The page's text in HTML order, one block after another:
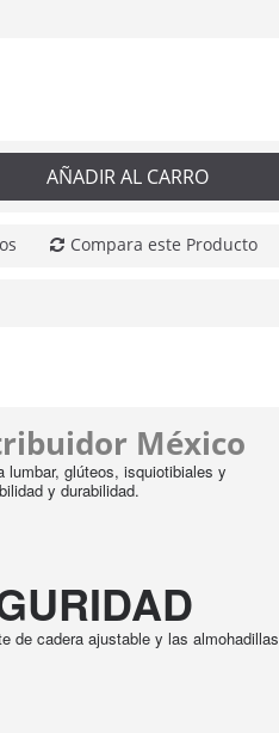
AÑADIR AL CARRO
Compara este Producto
México
lumbar, glúteos, isquiotibiales y
y durabilidad.
de cadera ajustable y las almohadillas